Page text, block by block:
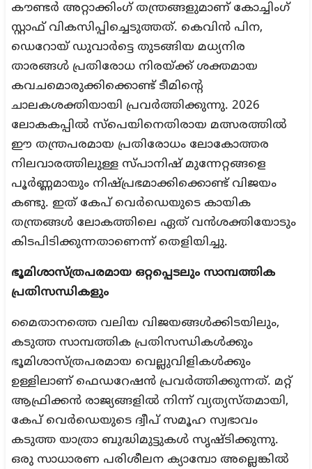
കൗണ്ടർ അറ്റാക്കിംഗ് തന്ത്രങ്ങളുമാണ് കോച്ചിംഗ്
സ്റ്റാഫ് വികസിപ്പിച്ചെടുത്തത്. കെവിൻ പിന,
ഡെറോയ് ഡുവാർട്ടെ തുടങ്ങിയ മധ്യനിര
താരങ്ങൾ പ്രതിരോധ നിരയ്ക്ക് ശക്തമായ
കവചമൊരുക്കിക്കൊണ്ട് ടീമിന്റെ
ചാലകശക്തിയായി പ്രവർത്തിക്കുന്നു. 2026
ലോകകപ്പിൽ സ്പെയിനെതിരായ മത്സരത്തിൽ
ഈ തന്ത്രപരമായ പ്രതിരോധം ലോകോത്തര
നിലവാരത്തിലുള്ള സ്പാനിഷ് മുന്നേറ്റങ്ങളെ
പൂർണ്ണമായും നിഷ്പ്രഭമാക്കിക്കൊണ്ട് വിജയം
കണ്ടു. ഇത് കേപ് വെർഡെയുടെ കായിക
തന്ത്രങ്ങൾ ലോകത്തിലെ ഏത് വൻശക്തിയോടും
കിടപിടിക്കുന്നതാണെന്ന് തെളിയിച്ചു.
ഭൂമിശാസ്ത്രപരമായ ഒറ്റപ്പെടലും സാമ്പത്തിക
പ്രതിസന്ധികളും
മൈതാനത്തെ വലിയ വിജയങ്ങൾക്കിടയിലും,
കടുത്ത സാമ്പത്തിക പ്രതിസന്ധികൾക്കും
ഭൂമിശാസ്ത്രപരമായ വെല്ലുവിളികൾക്കും
ഉള്ളിലാണ് ഫെഡറേഷൻ പ്രവർത്തിക്കുന്നത്. മറ്റ്
ആഫ്രിക്കൻ രാജ്യങ്ങളിൽ നിന്ന് വ്യത്യസ്തമായി,
കേപ് വെർഡെയുടെ ദ്വീപ് സമൂഹ സ്വഭാവം
കടുത്ത യാത്രാ ബുദ്ധിമുട്ടുകൾ സൃഷ്ടിക്കുന്നു.
ഒരു സാധാരണ പരിശീലന ക്യാമ്പോ അല്ലെങ്കിൽ